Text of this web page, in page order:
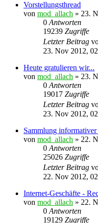
Vorstellungsthread
von mod_allach » 23.
0Antworten
19239 Zugriffe
Letzter Beitrag
23. Nov 2012,
Heute gratulieren wir...
von mod_allach » 23.
0Antworten
19017 Zugriffe
Letzter Beitrag
23. Nov 2012,
Sammlung
von mod_allach » 22.
0Antworten
25026 Zugriffe
Letzter Beitrag
22. Nov 2012,
Internet-Geschäfte -
von mod_allach » 22.
0Antworten
19129 Zugriffe